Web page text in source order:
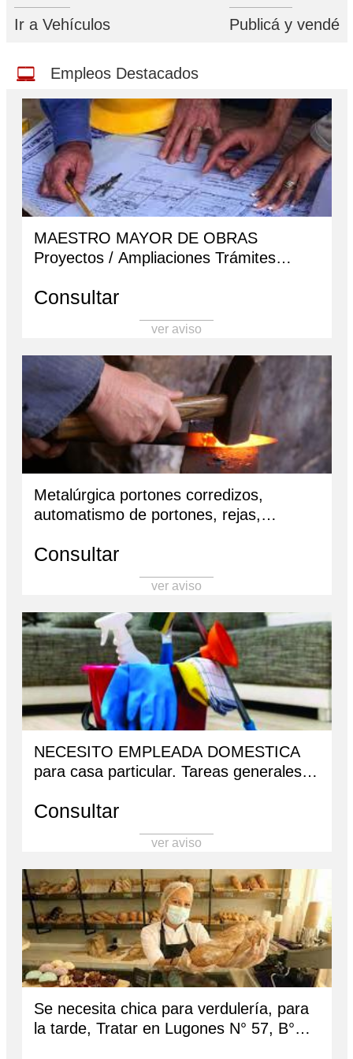
Ir a Vehículos Publicá y vendé
Empleos Destacados
MAESTRO MAYOR DE OBRAS
Proyectos / Ampliaciones Trámites
Consultar
ver aviso
Metalúrgica portones corredizos,
automatismo de portones, rejas,
sin cargo 3883369269
Consultar
ver aviso
NECESITO EMPLEADA DOMESTICA
para casa particular. Tareas generales.
viernes de 7 a 13:30 hs. Se paga sueldo
mensual. Para barrio los Perales. Solo
presentarse si tiene referencias de
haber trabajado como empleada
domestica. Mandar solo mensaje de
Whatsapp al 3884884042 no llamadas.
Consultar
ver aviso
Se necesita chica para verdulería, para
la tarde, Tratar en Lugones N° 57, B°